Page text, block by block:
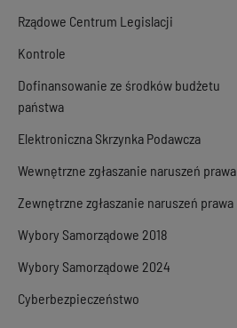
Rządowe Centrum Legislacji
Kontrole
Dofinansowanie ze środków budżetu
państwa
Elektroniczna Skrzynka Podawcza
Wewnętrzne zgłaszanie naruszeń prawa
Zewnętrzne zgłaszanie naruszeń prawa
Wybory Samorządowe 2018
Wybory Samorządowe 2024
Cyberbezpieczeństwo